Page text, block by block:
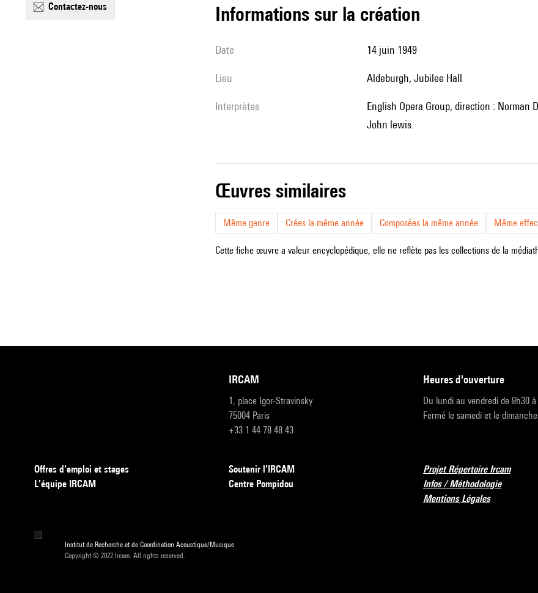
contactez-nous informations sur la création
date 14 juin 1949
lieu Aldeburgh, Jubilee Hall
interprètes
English Opera Group, direction : Norman Del Mar ; producteurs : Basil Coleman et Stuart Burge ; décor :
John lewis.
œuvres similaires
Même genre Crées la même année Composées la même année Même
Cette fiche œuvre a valeur encyclopédique, elle ne reflète pas les collections de la
IRCAM
1, place Igor-Stravinsky
75004 Paris
+33 1 44 78 48 43
heures d'ouverture
Du lundi au vendredi de 9h30 à
Fermé le samedi et le dimanche
Offres d’emploi et stages
L’équipe IRCAM
Soutenir l’IRCAM
Centre Pompidou
Projet Répertoire Ircam
Infos / Méthodologie
Mentions Légales
Institut de Recherche et de Coordination Acoustique/Musique
Copyright © 2022 Ircam. All rights reserved.